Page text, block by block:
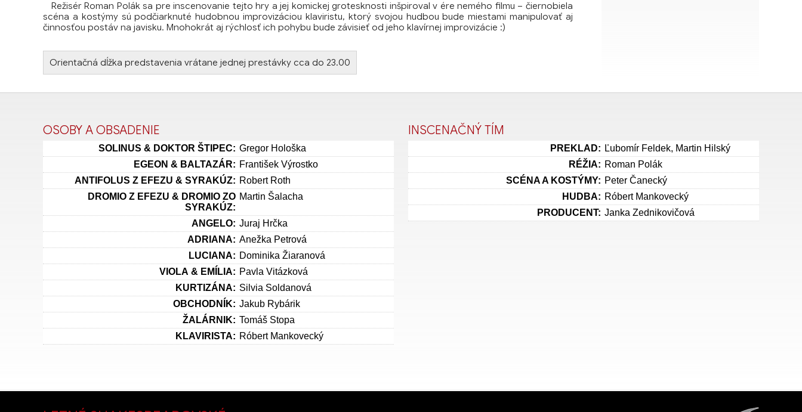
Režisér Roman Polák sa pre inscenovanie tejto hry a jej komickej grotesknosti inšpiroval v ére nemého filmu – čiernobiela
scéna a kostýmy sú podčiarknuté hudobnou improvizáciou klaviristu, ktorý svojou hudbou bude miestami manipulovať aj
činnosťou postáv na javisku. Mnohokrát aj rýchlosť ich pohybu bude závisieť od jeho klavírnej improvizácie :)
Orientačná dĺžka predstavenia vrátane jednej prestávky cca do 23.00
OSOBY A OBSADENIE
SOLINUS & DOKTOR ŠTIPEC: Gregor Hološka
EGEON & BALTAZÁR: František Výrostko
ANTIFOLUS Z EFEZU & SYRAKÚZ: Robert Roth
DROMIO Z EFEZU & DROMIO ZO
SYRAKÚZ:
Martin Šalacha
ANGELO: Juraj Hrčka
ADRIANA: Anežka Petrová
LUCIANA: Dominika Žiaranová
VIOLA & EMÍLIA: Pavla Vitázková
KURTIZÁNA: Silvia Soldanová
OBCHODNÍK: Jakub Rybárik
ŽALÁRNIK: Tomáš Stopa
KLAVIRISTA: Róbert Mankovecký
INSCENAČNÝ TÍM
PREKLAD: Ľubomír Feldek, Martin Hilský
RÉŽIA: Roman Polák
SCÉNA A KOSTÝMY: Peter Čanecký
HUDBA: Róbert Mankovecký
PRODUCENT: Janka Zednikovičová